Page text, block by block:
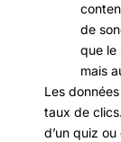
de
que le
mais
Les
taux de
d’un quiz